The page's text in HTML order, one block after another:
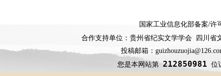
国家工业信息化部备案/许
合作支持单位：贵州省纪实文学学会 四川
投稿邮箱：
您是本网站第212850981